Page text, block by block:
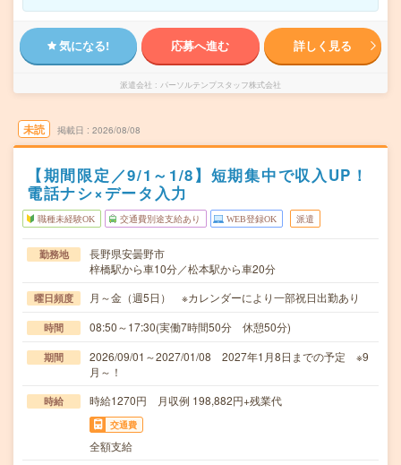
気になる! 応募へ進む 詳しく見る
派遣会社 パーソルテンプスタッフ株式会社
未読 掲載日 2026/08/08
【期間限定／9/1～1/8】短期集中で収入UP！
電話ナシ×データ入力
職種未経験OK 交通費別途支給あり WEB登録OK 派遣
勤務地
長野県安曇野市
梓橋駅から車10分／松本駅から車20分
曜日頻度 月～金（週5日） ※カレンダーにより一部祝日出勤あり
時間 08:50～17:30(実働7時間50分 休憩50分)
期間
2026/09/01～2027/01/08 2027年1月8日までの予定 ※9
月～！
時給 時給1270円 月収例 198,882円+残業代
交通費
全額支給